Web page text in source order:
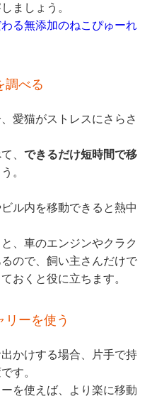
ましょう。
る無添加のねこぴゅーれ
調べる
愛猫がストレスにさらさ
、できるだけ短時間で移
。
ル内を移動できると熱中
、車のエンジンやクラク
ので、飼い主さんだけで
おくと役に立ちます。
リーを使う
かけする場合、片手で持
す。
を使えば、より楽に移動